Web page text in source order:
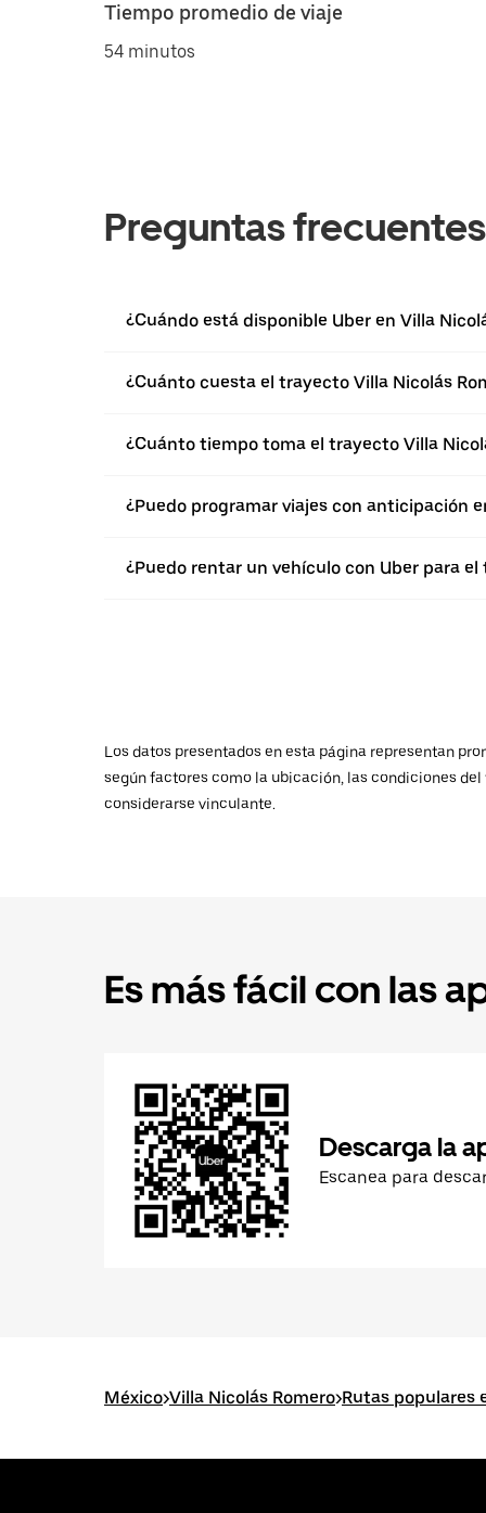
Tiempo promedio de viaje
54 minutos
Preguntas frecuentes
¿Cuándo está disponible Uber en Villa
¿Cuánto cuesta el trayecto Villa Nicolás
¿Cuánto tiempo toma el trayecto Villa
¿Puedo programar viajes con anticipación
¿Puedo rentar un vehículo con Uber para
Los datos presentados en esta página representan
según factores como la ubicación, las condiciones
considerarse vinculante.
Es más fácil con las
Descarga la
Escanea para
México>Villa Nicolás Romero>Rutas populares